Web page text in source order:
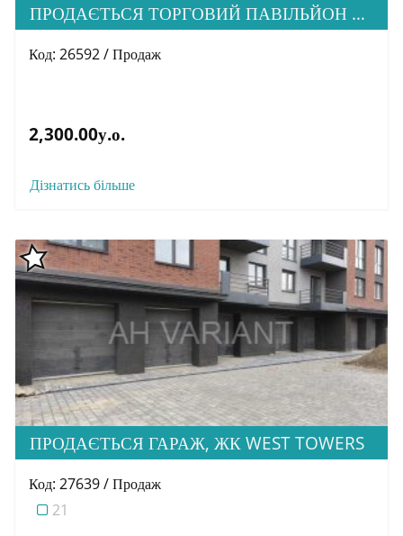
ПРОДАЄТЬСЯ ТОРГОВИЙ ПАВІЛЬЙОН МЕТАЛЕВА КОНСТРУКЦІЯ, РИНОК КРАСНОДОНЦІВ
Код: 26592 / Продаж
2,300.00у.о.
Дізнатись більше
ПРОДАЄТЬСЯ ГАРАЖ, ЖК WEST TOWERS
Код: 27639 / Продаж
21